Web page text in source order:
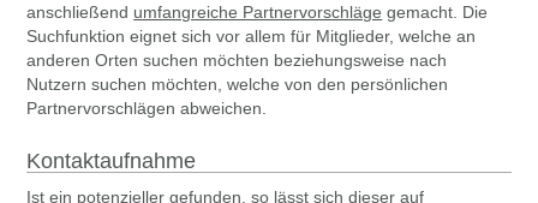
anschließend umfangreiche Partnervorschläge gemacht. Die
Suchfunktion eignet sich vor allem für Mitglieder, welche an
anderen Orten suchen möchten beziehungsweise nach
Nutzern suchen möchten, welche von den persönlichen
Partnervorschlägen abweichen.
Kontaktaufnahme
Ist ein potenzieller gefunden, so lässt sich dieser auf